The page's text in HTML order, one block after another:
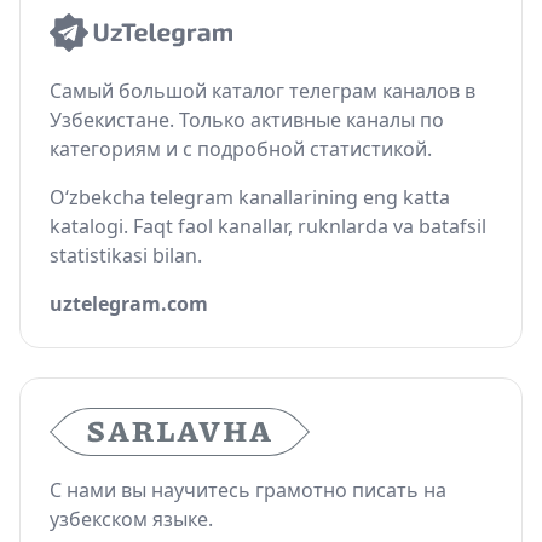
Самый большой каталог телеграм каналов в
Узбекистане. Только активные каналы по
категориям и с подробной статистикой.
O‘zbekcha telegram kanallarining eng katta
katalogi. Faqt faol kanallar, ruknlarda va batafsil
statistikasi bilan.
uztelegram.com
С нами вы научитесь грамотно писать на
узбекском языке.